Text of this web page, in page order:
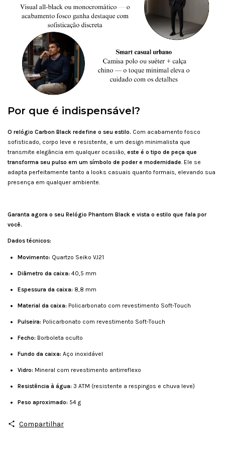
Por que é indispensável?
O relógio Carbon Black redefine o seu estilo. Com acabamento fosco
sofisticado, corpo leve e resistente, e um design minimalista que
transmite elegância em qualquer ocasião, este é o tipo de peça que
transforma seu pulso em um símbolo de poder e modernidade . Ele se
adapta perfeitamente tanto a looks casuais quanto formais, elevando sua
presença em qualquer ambiente.
Garanta agora o seu Relógio Phantom Black e vista o estilo que fala por
você.
Dados técnicos:
Movimento: Quartzo Seiko VJ21
Diâmetro da caixa: 40,5 mm
Espessura da caixa: 8,8 mm
Material da caixa: Policarbonato com revestimento Soft-Touch
Pulseira: Policarbonato com revestimento Soft-Touch
Fecho: Borboleta oculto
Fundo da caixa: Aço inoxidável
Vidro: Mineral com revestimento antirreflexo
Resistência à água: 3 ATM (resistente a respingos e chuva leve)
Peso aproximado: 54 g
Compartilhar